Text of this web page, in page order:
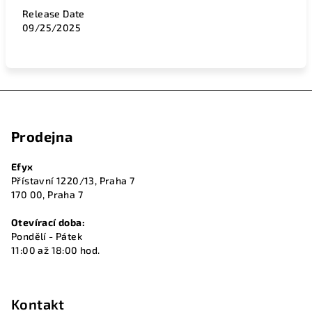
Release Date
09/25/2025
Prodejna
Efyx
Přístavní 1220/13, Praha 7
170 00, Praha 7
Otevírací doba:
Pondělí - Pátek
11:00 až 18:00 hod.
Kontakt